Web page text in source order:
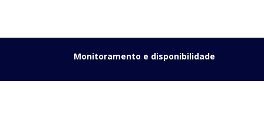
Monitoramento e disponibilidade